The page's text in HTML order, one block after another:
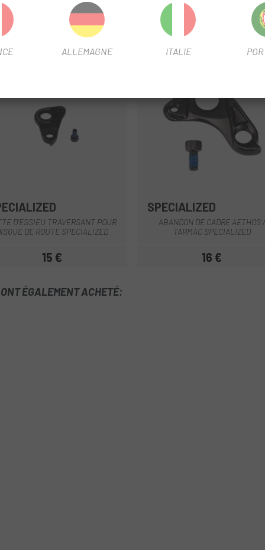
D'ESSIEU TRAVERSANT POUR
DE ROUTE SPECIALIZED
Prix
15 €
SPECIALIZED
ABANDON DE CADRE AETHOS /
TARMAC SPECIALIZED
Prix
16 €
ÉGALEMENT ACHETÉ:
ALLEMAGNE ITALIE